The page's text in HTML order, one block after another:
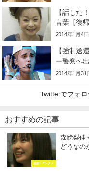
【話した
言葉【復
2014年1月4日
【強制送
ー警察へ
2014年1月31
Twitterでフォロ
おすすめの記事
芸能・エンタメ
森絵梨佳
どうなの